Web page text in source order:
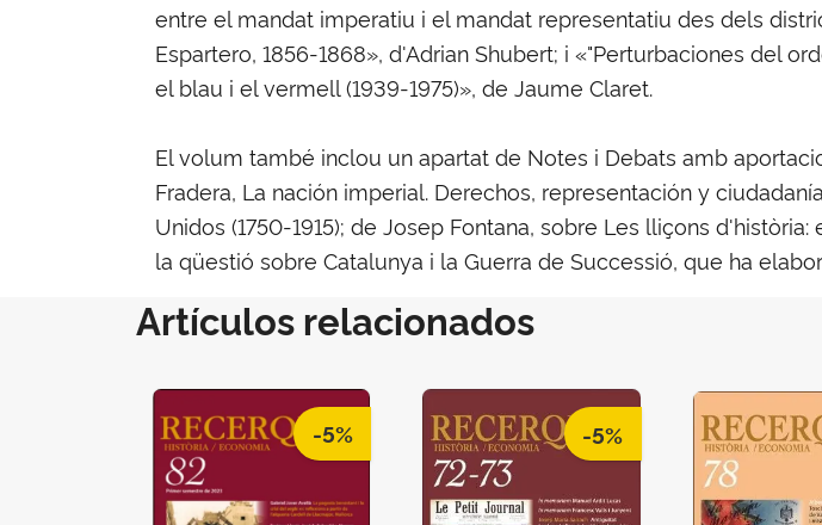
entre el mandat imperatiu i el mandat representatiu des dels
Espartero, 1856-1868», d'Adrian Shubert; i «"Perturbaciones del
el blau i el vermell (1939-1975)», de Jaume Claret.
El volum també inclou un apartat de Notes i Debats amb
Fradera, La nación imperial. Derechos, representación y
Unidos (1750-1915); de Josep Fontana, sobre Les lliçons
la qüestió sobre Catalunya i la Guerra de Successió, que ha
Artículos relacionados
-5% -5%